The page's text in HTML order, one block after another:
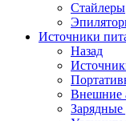
Стайлеры
Источники
Назад
Внешние
Зарядные